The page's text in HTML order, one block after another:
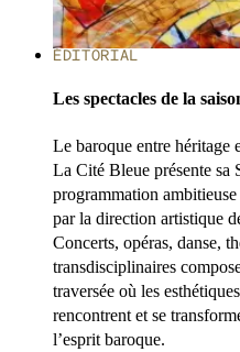
ÉDITORIAL
Les spectacles de la
Le baroque entre héritage
La Cité Bleue présente sa
programmation
par la direction artistique
Concerts, opéras, danse,
transdisciplinaires
traversée où les
rencontrent et se
l’esprit baroque.